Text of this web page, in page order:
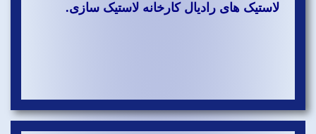
لاستیک های رادیال کارخانه لاستیک سازی.